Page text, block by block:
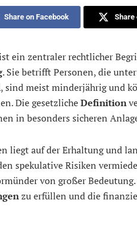
Share on Facebook Share
ein zentraler rechtlicher
. Sie betrifft Personen, die
, sind meist minderjährig und
Die gesetzlicheDefinition
in besonders sicheren
liegt auf der Erhaltung und
spekulative Risiken
von großer
zu erfüllen und die